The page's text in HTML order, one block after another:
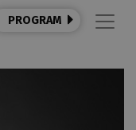
PROGRAM